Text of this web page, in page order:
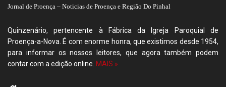
Jornal de Proença – Noticias de Proença e Região Do Pinhal
Quinzenário, pertencente à Fábrica da Igreja Paroquial de
Proença-a-Nova. É com enorme honra, que existimos desde 1954,
para informar os nossos leitores, que agora também podem
contar com a edição online. MAIS »